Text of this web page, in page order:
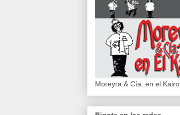
Moreyra & Cía. en el Kairo